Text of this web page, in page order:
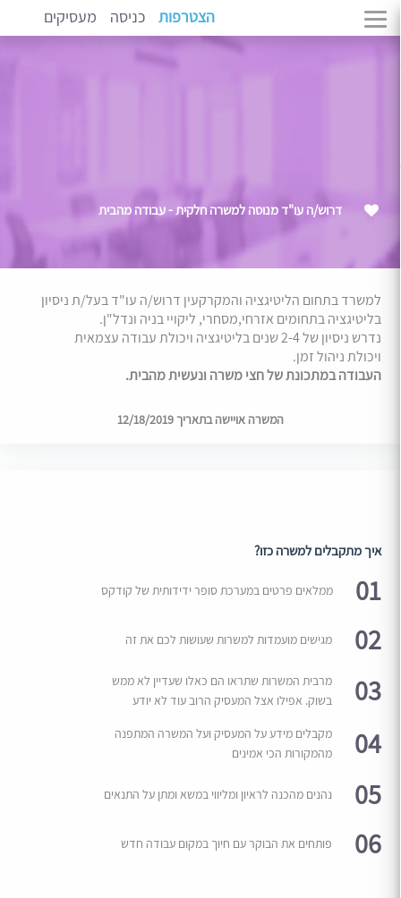
הצטרפות כניסה מעסיקים
דרוש/ה עו"ד מנוסה למשרה חלקית - עבודה מהבית
למשרד בתחום הליטיגציה והמקרקעין דרוש/ה עו"ד בעל/ת ניסיון
בליטיגציה בתחומים אזרחי,מסחרי, ליקויי בניה ונדל"ן.
נדרש ניסיון של 2-4 שנים בליטיגציה ויכולת עבודה עצמאית
ויכולת ניהול זמן.
העבודה במתכונת של חצי משרה ונעשית מהבית.
המשרה אויישה בתאריך 12/18/2019
איך מתקבלים למשרה כזו?
01 ממלאים פרטים במערכת סופר ידידותית של קודקס
02 מגישים מועמדות למשרות שעושות לכם את זה
03
מרבית המשרות שתראו הם כאלו שעדיין לא ממש
בשוק. אפילו אצל המעסיק הרוב עוד לא יודע
04
מקבלים מידע על המעסיק ועל המשרה המתפנה
מהמקורות הכי אמינים
05 נהנים מהכנה לראיון ומליווי במשא ומתן על התנאים
06 פותחים את הבוקר עם חיוך במקום עבודה חדש